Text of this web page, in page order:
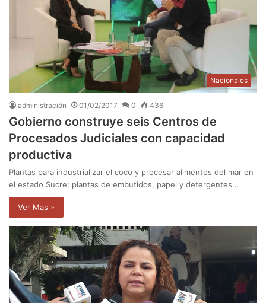
Nacionales
administración 01/02/2017 0 436
Gobierno construye seis Centros de
Procesados Judiciales con capacidad
productiva
Plantas para industrializar el coco y procesar alimentos del mar en
el estado Sucre; plantas de embutidos, papel y detergentes…
Ver Mas »